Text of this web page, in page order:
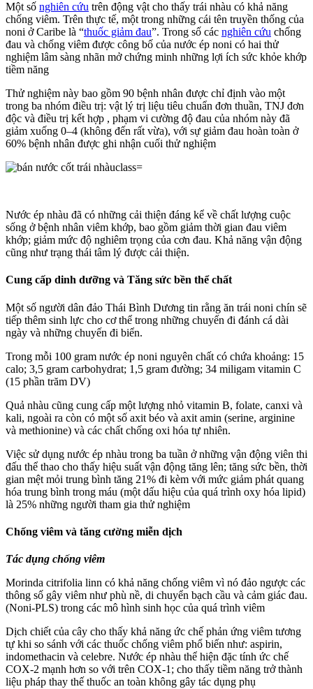
Một số nghiên cứu trên động vật cho thấy trái nhàu có khả năng
chống viêm. Trên thực tế, một trong những cái tên truyền thống của
noni ở Caribe là “thuốc giảm đau”. Trong số các nghiên cứu chống
đau và chống viêm được công bố của nước ép noni có hai thử
nghiệm lâm sàng nhãn mở chứng minh những lợi ích sức khỏe khớp
tiềm năng
Thử nghiệm này bao gồm 90 bệnh nhân được chỉ định vào một
trong ba nhóm điều trị: vật lý trị liệu tiêu chuẩn đơn thuần, TNJ đơn
độc và điều trị kết hợp , phạm vi cường độ đau của nhóm này đã
giảm xuống 0–4 (không đến rất vừa), với sự giảm đau hoàn toàn ở
60% bệnh nhân được ghi nhận cuối thử nghiệm
Nước ép nhàu đã có những cải thiện đáng kể về chất lượng cuộc
sống ở bệnh nhân viêm khớp, bao gồm giảm thời gian đau viêm
khớp; giảm mức độ nghiêm trọng của cơn đau. Khả năng vận động
cũng như trạng thái tâm lý được cải thiện.
Cung cấp dinh dưỡng và Tăng sức bền thể chất
Một số người dân đảo Thái Bình Dương tin rằng ăn trái noni chín sẽ
tiếp thêm sinh lực cho cơ thể trong những chuyến đi đánh cá dài
ngày và những chuyến đi biển.
Trong mỗi 100 gram nước ép noni nguyên chất có chứa khoảng: 15
calo; 3,5 gram carbohydrat; 1,5 gram đường; 34 miligam vitamin C
(15 phần trăm DV)
Quả nhàu cũng cung cấp một lượng nhỏ vitamin B, folate, canxi và
kali, ngoài ra còn có một số axit béo và axit amin (serine, arginine
và methionine) và các chất chống oxi hóa tự nhiên.
Việc sử dụng nước ép nhàu trong ba tuần ở những vận động viên thi
đấu thể thao cho thấy hiệu suất vận động tăng lên; tăng sức bền, thời
gian mệt mỏi trung bình tăng 21% đi kèm với mức giảm phát quang
hóa trung bình trong máu (một dấu hiệu của quá trình oxy hóa lipid)
là 25% những người tham gia thử nghiệm
Chống viêm và tăng cường miễn dịch
Tác dụng chống viêm
Morinda citrifolia linn có khả năng chống viêm vì nó đảo ngược các
thông số gây viêm như phù nề, di chuyển bạch cầu và cảm giác đau.
(Noni-PLS) trong các mô hình sinh học của quá trình viêm
Dịch chiết của cây cho thấy khả năng ức chế phản ứng viêm tương
tự khi so sánh với các thuốc chống viêm phổ biến như: aspirin,
indomethacin và celebre. Nước ép nhàu thể hiện đặc tính ức chế
COX-2 mạnh hơn so với trên COX-1; cho thấy tiềm năng trở thành
liệu pháp thay thế thuốc an toàn không gây tác dụng phụ